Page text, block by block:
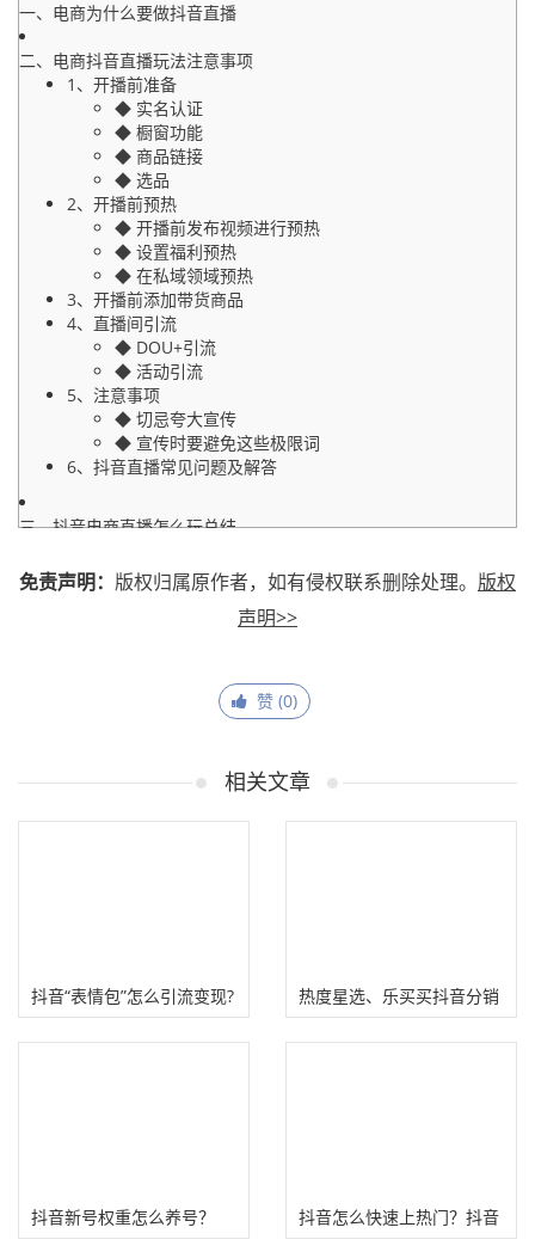
一、电商为什么要做抖音直播
二、电商抖音直播玩法注意事项
1、开播前准备
◆ 实名认证
◆ 橱窗功能
◆ 商品链接
◆ 选品
2、开播前预热
◆ 开播前发布视频进行预热
◆ 设置福利预热
◆ 在私域领域预热
3、开播前添加带货商品
4、直播间引流
◆ DOU+引流
◆ 活动引流
5、注意事项
◆ 切忌夸大宣传
◆ 宣传时要避免这些极限词
6、抖音直播常见问题及解答
三、抖音电商直播怎么玩总结
免责声明： 版权归属原作者，如有侵权联系删除处理。 版权
声明>>
赞 (0)
相关文章
抖音“表情包”怎么引流变现?
热度星选、乐买买抖音分销
返利平台核心玩法
抖音新号权重怎么养号？
抖音怎么快速上热门？抖音